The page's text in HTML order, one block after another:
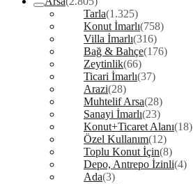
Tarla(1.325)
Konut İmarlı(758)
Villa İmarlı(316)
Bağ & Bahçe(176)
Zeytinlik(66)
Ticari İmarlı(37)
Arazi(28)
Muhtelif Arsa(28)
Sanayi İmarlı(23)
Konut+Ticaret Alanı(18)
Özel Kullanım(12)
Toplu Konut İçin(8)
Depo, Antrepo İzinli(4)
Ada(3)